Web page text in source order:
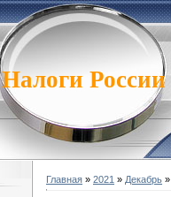
Налоги России
Главная » 2021 » Декабрь »